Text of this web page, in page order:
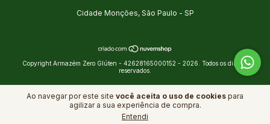
Ao navegar por este site você aceita o uso de cookies para
agilizar a sua experiência de compra.
Entendi
Cidade Monções, São Paulo - SP
Copyright Armazém Zero Glúten - 42628165000152 - 2026. Todos os direitos
reservados.